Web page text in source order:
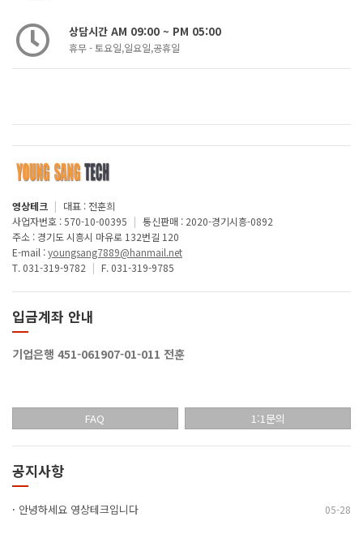
상담시간 AM 09:00 ~ PM 05:00
휴무 - 토요일,일요일,공휴일
영상테크 | 대표 : 전훈희
사업자번호 : 570-10-00395 | 통신판매 : 2020-경기시흥-0892
주소 : 경기도 시흥시 마유로 132번길 120
E-mail :youngsang7889@hanmail.net
T. 031-319-9782 | F. 031-319-9785
입금계좌 안내
기업은행 451-061907-01-011 전훈
FAQ 1:1문의
공지사항
· 안녕하세요 영상테크입니다 05-28